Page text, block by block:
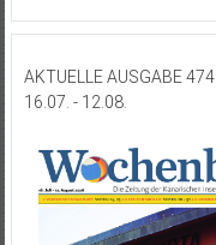
AKTUELLE AUSGABE 474
16.07. - 12.08.